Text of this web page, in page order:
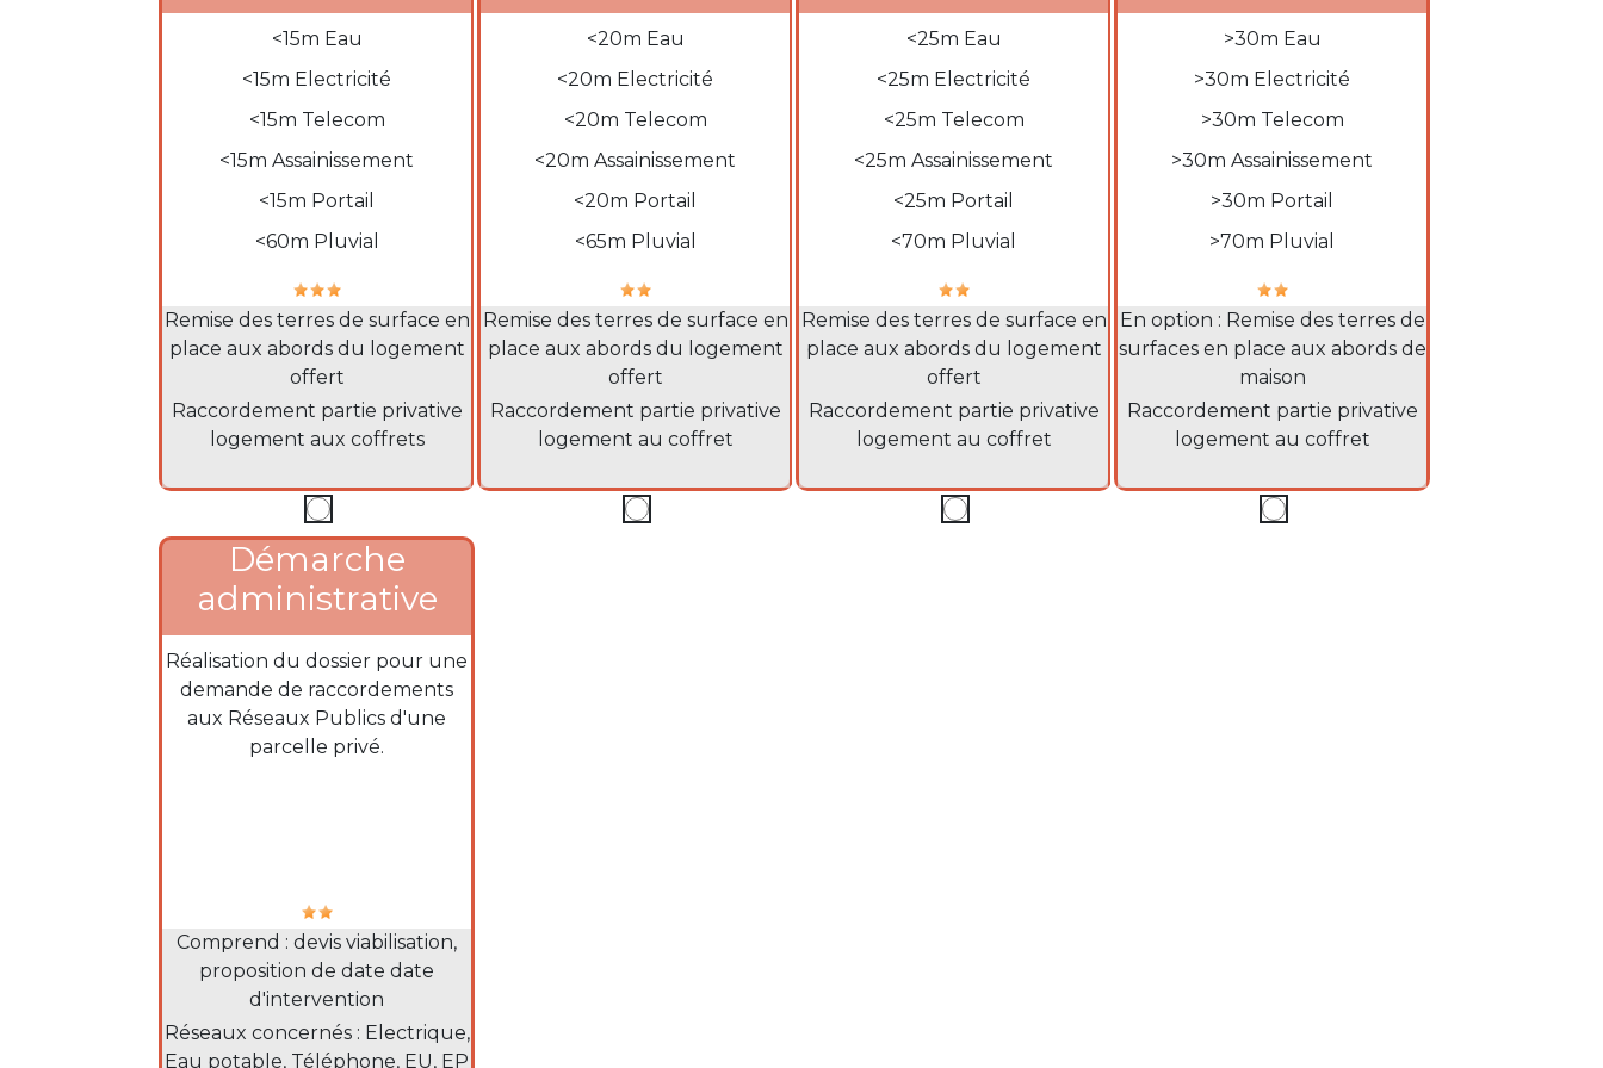
Ligne description
<15m Eau
<15m Electricité
<15m Telecom
<15m Assainissement
<15m Portail
<60m Pluvial
Informations supplémentaires
Remise des terres de surface en
place aux abords du logement
offert
Description sous le tarif
Raccordement partie privative
logement aux coffrets
Ligne description
<20m Eau
<20m Electricité
<20m Telecom
<20m Assainissement
<20m Portail
<65m Pluvial
Informations supplémentaires
Remise des terres de surface en
place aux abords du logement
offert
Description sous le tarif
Raccordement partie privative
logement au coffret
Ligne description
<25m Eau
<25m Electricité
<25m Telecom
<25m Assainissement
<25m Portail
<70m Pluvial
Informations supplémentaires
Remise des terres de surface en
place aux abords du logement
offert
Description sous le tarif
Raccordement partie privative
logement au coffret
Ligne description
>30m Eau
>30m Electricité
>30m Telecom
>30m Assainissement
>30m Portail
>70m Pluvial
Informations supplémentaires
En option : Remise des terres de
surfaces en place aux abords de
maison
Description sous le tarif
Raccordement partie privative
logement au coffret
Démarche
administrative
Ligne description
Réalisation du dossier pour une
demande de raccordements
aux Réseaux Publics d'une
parcelle privé.
Informations supplémentaires
Comprend : devis viabilisation,
proposition de date date
d'intervention
Description sous le tarif
Réseaux concernés : Electrique,
Eau potable, Téléphone, EU, EP